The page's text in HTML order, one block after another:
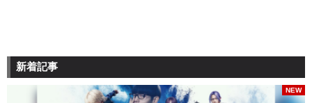
新着記事
NEW